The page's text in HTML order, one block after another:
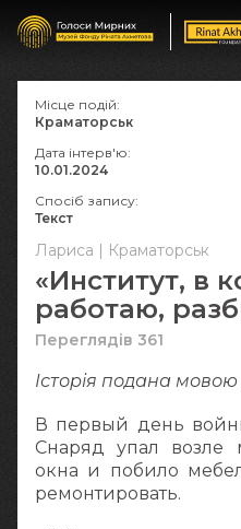
Лариса | Краматорськ
«Институт, в
работаю,
Переглядів 361
Історія подана
В первый день
Снаряд упал
окна и побило
ремонтировать.
Місце подій:
Краматорськ
Дата інтерв'ю:
10.01.2024
Спосіб запису:
Текст